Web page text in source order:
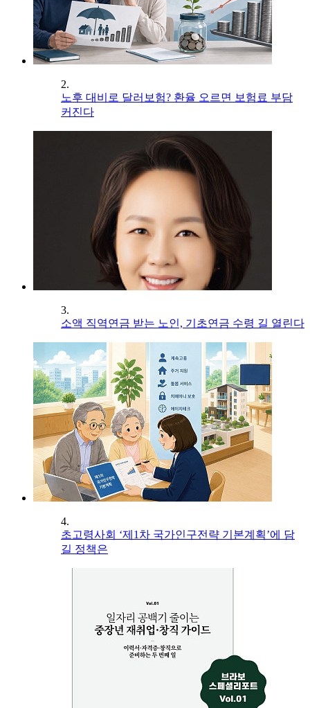
2.
노후 대비로 달러보험? 환율 오르면 보험료 부담
커진다
3.
소액 직역연금 받는 노인, 기초연금 수령 길 열린다
4.
초고령사회 ‘제1차 국가인구전략 기본계획’에 담
길 정책은